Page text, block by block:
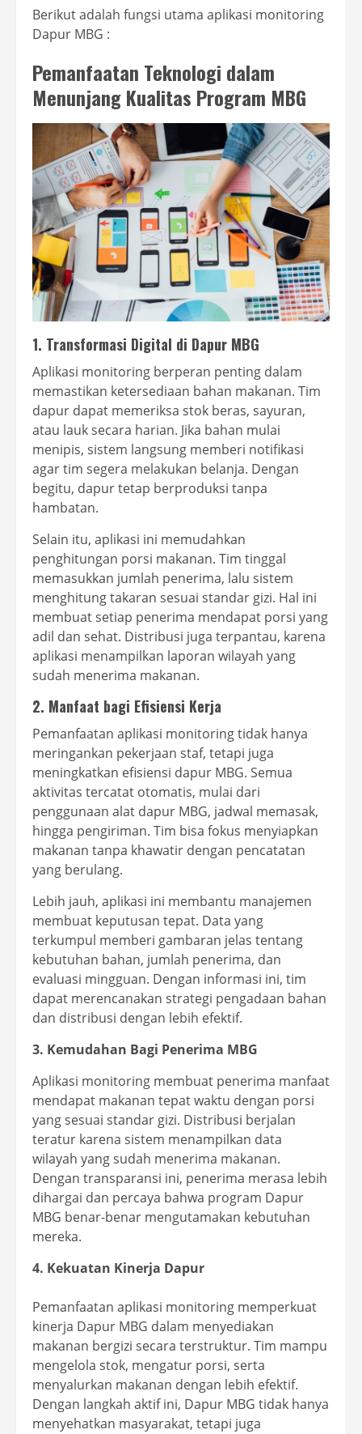
Berikut adalah fungsi utama aplikasi monitoring
Dapur MBG :
Pemanfaatan Teknologi dalam
Menunjang Kualitas Program MBG
1. Transformasi Digital di Dapur MBG
Aplikasi monitoring berperan penting dalam
memastikan ketersediaan bahan makanan. Tim
dapur dapat memeriksa stok beras, sayuran,
atau lauk secara harian. Jika bahan mulai
menipis, sistem langsung memberi notifikasi
agar tim segera melakukan belanja. Dengan
begitu, dapur tetap berproduksi tanpa
hambatan.
Selain itu, aplikasi ini memudahkan
penghitungan porsi makanan. Tim tinggal
memasukkan jumlah penerima, lalu sistem
menghitung takaran sesuai standar gizi. Hal ini
membuat setiap penerima mendapat porsi yang
adil dan sehat. Distribusi juga terpantau, karena
aplikasi menampilkan laporan wilayah yang
sudah menerima makanan.
2. Manfaat bagi Efisiensi Kerja
Pemanfaatan aplikasi monitoring tidak hanya
meringankan pekerjaan staf, tetapi juga
meningkatkan efisiensi dapur MBG. Semua
aktivitas tercatat otomatis, mulai dari
penggunaan alat dapur MBG, jadwal memasak,
hingga pengiriman. Tim bisa fokus menyiapkan
makanan tanpa khawatir dengan pencatatan
yang berulang.
Lebih jauh, aplikasi ini membantu manajemen
membuat keputusan tepat. Data yang
terkumpul memberi gambaran jelas tentang
kebutuhan bahan, jumlah penerima, dan
evaluasi mingguan. Dengan informasi ini, tim
dapat merencanakan strategi pengadaan bahan
dan distribusi dengan lebih efektif.
3. Kemudahan Bagi Penerima MBG
Aplikasi monitoring membuat penerima manfaat
mendapat makanan tepat waktu dengan porsi
yang sesuai standar gizi. Distribusi berjalan
teratur karena sistem menampilkan data
wilayah yang sudah menerima makanan.
Dengan transparansi ini, penerima merasa lebih
dihargai dan percaya bahwa program Dapur
MBG benar-benar mengutamakan kebutuhan
mereka.
4. Kekuatan Kinerja Dapur
Pemanfaatan aplikasi monitoring memperkuat
kinerja Dapur MBG dalam menyediakan
makanan bergizi secara terstruktur. Tim mampu
mengelola stok, mengatur porsi, serta
menyalurkan makanan dengan lebih efektif.
Dengan langkah aktif ini, Dapur MBG tidak hanya
menyehatkan masyarakat, tetapi juga